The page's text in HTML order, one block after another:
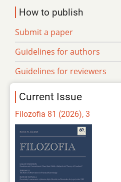
How to publish
Submit a paper
Guidelines for authors
Guidelines for reviewers
Current Issue
Filozofia 81 (2026), 3